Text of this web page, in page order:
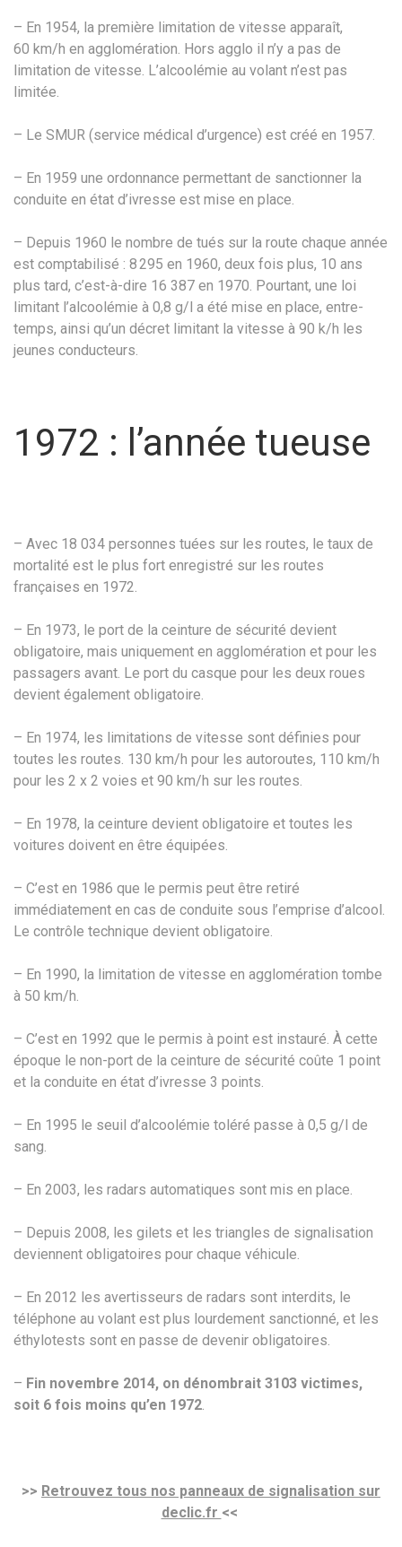
– En 1954, la première limitation de vitesse apparaît,
60 km/h en agglomération. Hors agglo il n’y a pas de
limitation de vitesse. L’alcoolémie au volant n’est pas
limitée.
– Le SMUR (service médical d’urgence) est créé en 1957.
– En 1959 une ordonnance permettant de sanctionner la
conduite en état d’ivresse est mise en place.
– Depuis 1960 le nombre de tués sur la route chaque année
est comptabilisé : 8 295 en 1960, deux fois plus, 10 ans
plus tard, c’est-à-dire 16 387 en 1970. Pourtant, une loi
limitant l’alcoolémie à 0,8 g/l a été mise en place, entre-
temps, ainsi qu’un décret limitant la vitesse à 90 k/h les
jeunes conducteurs.
1972 : l’année tueuse
– Avec 18 034 personnes tuées sur les routes, le taux de
mortalité est le plus fort enregistré sur les routes
françaises en 1972.
– En 1973, le port de la ceinture de sécurité devient
obligatoire, mais uniquement en agglomération et pour les
passagers avant. Le port du casque pour les deux roues
devient également obligatoire.
– En 1974, les limitations de vitesse sont définies pour
toutes les routes. 130 km/h pour les autoroutes, 110 km/h
pour les 2 x 2 voies et 90 km/h sur les routes.
– En 1978, la ceinture devient obligatoire et toutes les
voitures doivent en être équipées.
– C’est en 1986 que le permis peut être retiré
immédiatement en cas de conduite sous l’emprise d’alcool.
Le contrôle technique devient obligatoire.
– En 1990, la limitation de vitesse en agglomération tombe
à 50 km/h.
– C’est en 1992 que le permis à point est instauré. À cette
époque le non-port de la ceinture de sécurité coûte 1 point
et la conduite en état d’ivresse 3 points.
– En 1995 le seuil d’alcoolémie toléré passe à 0,5 g/l de
sang.
– En 2003, les radars automatiques sont mis en place.
– Depuis 2008, les gilets et les triangles de signalisation
deviennent obligatoires pour chaque véhicule.
– En 2012 les avertisseurs de radars sont interdits, le
téléphone au volant est plus lourdement sanctionné, et les
éthylotests sont en passe de devenir obligatoires.
– Fin novembre 2014, on dénombrait 3103 victimes,
soit 6 fois moins qu’en 1972.
>> Retrouvez tous nos panneaux de signalisation sur
declic.fr <<